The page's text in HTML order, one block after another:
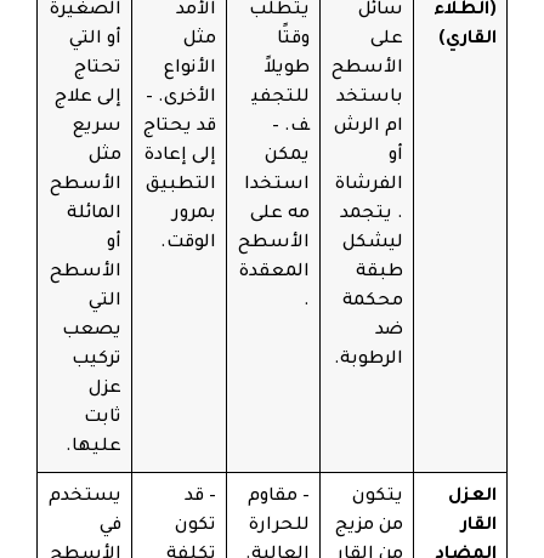
(الطلاء
القاري)
سائل
على
الأسطح
باستخد
ام الرش
أو
الفرشاة
. يتجمد
ليشكل
طبقة
محكمة
ضد
الرطوبة.
يتطلب
وقتًا
طويلاً
للتجفي
ف. –
يمكن
استخدا
مه على
الأسطح
المعقدة
.
الأمد
مثل
الأنواع
الأخرى. –
قد يحتاج
إلى إعادة
التطبيق
بمرور
الوقت.
الصغيرة
أو التي
تحتاج
إلى علاج
سريع
مثل
الأسطح
المائلة
أو
الأسطح
التي
يصعب
تركيب
عزل
ثابت
عليها.
العزل
القار
يتكون
من مزيج
– مقاوم
للحرارة
– قد
تكون
يستخدم
في